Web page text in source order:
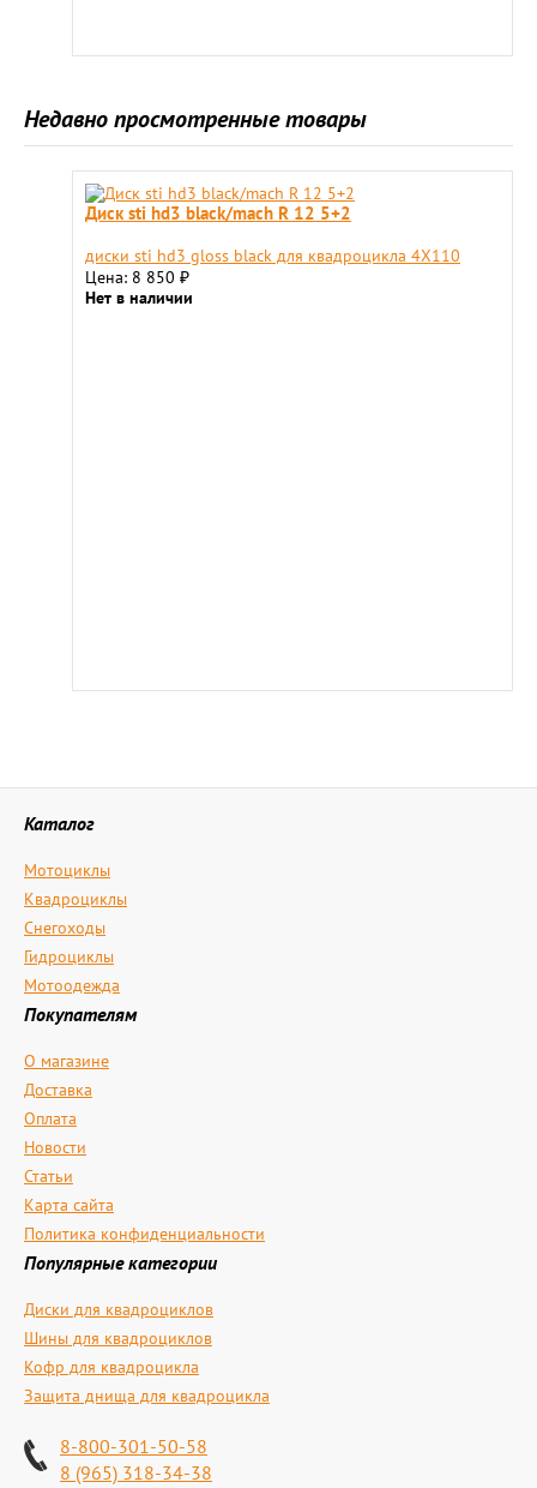
Недавно просмотренные товары
Диск sti hd3 black/mach R 12 5+2
диски sti hd3 gloss black для квадроцикла 4X110
Цена: 8 850 ₽
Нет в наличии
Каталог
Мотоциклы
Квадроциклы
Снегоходы
Гидроциклы
Мотоодежда
Покупателям
О магазине
Доставка
Оплата
Новости
Статьи
Карта сайта
Политика конфиденциальности
Популярные категории
Диски для квадроциклов
Шины для квадроциклов
Кофр для квадроцикла
Защита днища для квадроцикла
8-800-301-50-58
8 (965) 318-34-38